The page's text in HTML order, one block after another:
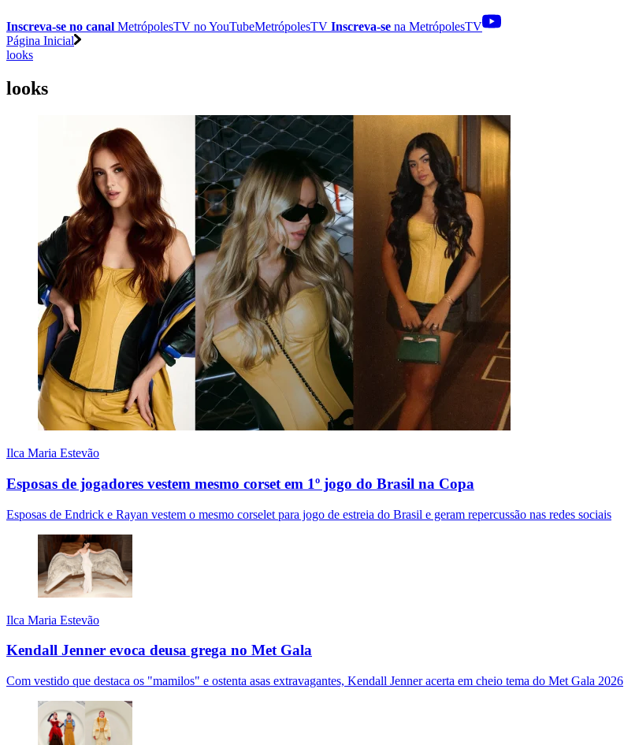
Inscreva-se no canal MetrópolesTV noYouTubeMetrópolesTV Inscreva-se na MetrópolesTV
Página Inicial
looks
looks
Ilca Maria Estevão
Esposas de jogadores vestem mesmo corset em 1º jogo do Brasil na Copa
Esposas de Endrick e Rayan vestem o mesmo corselet para jogo de estreia do Brasil e geram repercussão nas redes sociais
Ilca Maria Estevão
Kendall Jenner evoca deusa grega no Met Gala
Com vestido que destaca os "mamilos" e ostenta asas extravagantes, Kendall Jenner acerta em cheio tema do Met Gala 2026